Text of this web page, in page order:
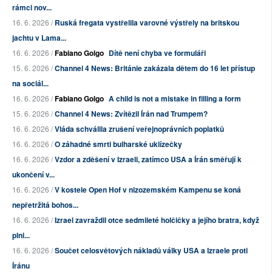
rámci nov...
16. 6. 2026 /Ruská fregata vystřelila varovné výstřely na britskou
jachtu v Lama...
16. 6. 2026 /Fabiano Golgo Dítě není chyba ve formuláři
15. 6. 2026 /Channel 4 News: Británie zakázala dětem do 16 let přístup
na sociál...
16. 6. 2026 /Fabiano Golgo A child is not a mistake in filling a form
15. 6. 2026 /Channel 4 News: Zvítězil Írán nad Trumpem?
16. 6. 2026 /Vláda schválila zrušení veřejnoprávních poplatků
16. 6. 2026 /O záhadné smrti bulharské uklízečky
16. 6. 2026 /Vzdor a zděšení v Izraeli, zatímco USA a Írán směřují k
ukončení v...
16. 6. 2026 /V kostele Open Hof v nizozemském Kampenu se koná
nepřetržitá bohos...
16. 6. 2026 /Izrael zavraždil otce sedmileté holčičky a jejího bratra, když
plni...
16. 6. 2026 /Součet celosvětových nákladů války USA a Izraele proti
Íránu